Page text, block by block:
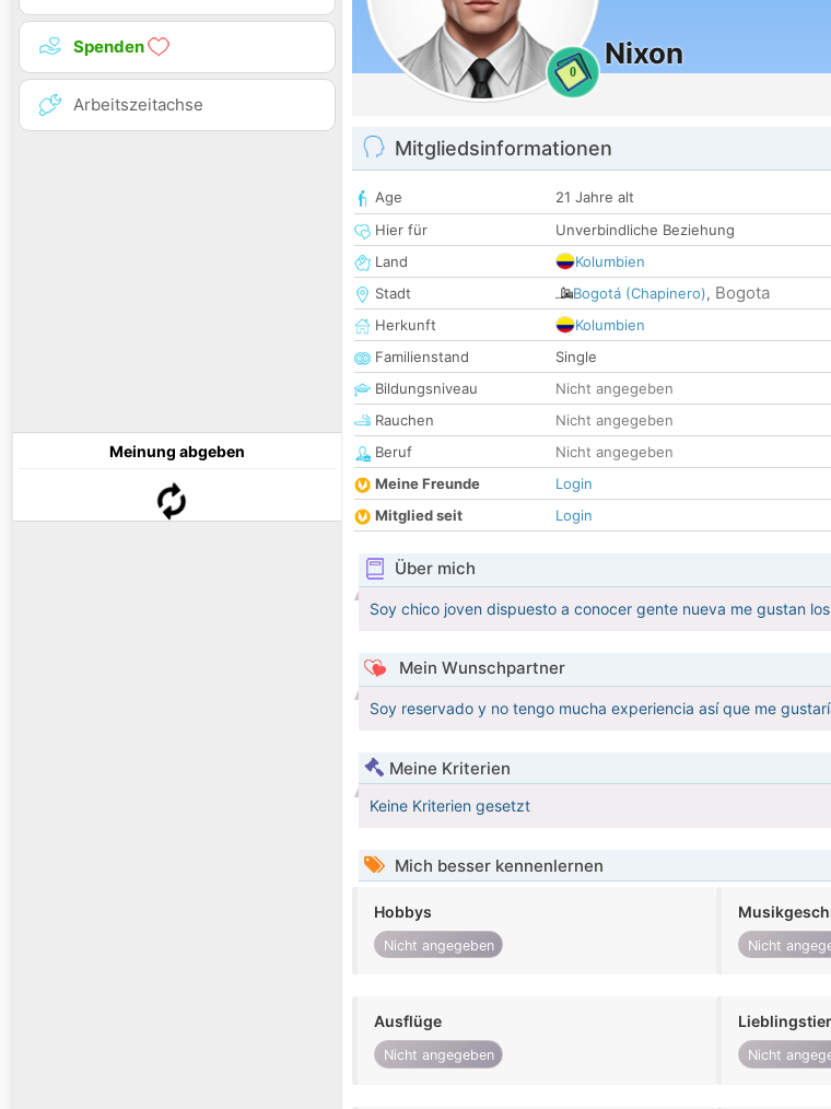
Spenden
Arbeitszeitachse
Meinung abgeben
0
Nixon
Mitgliedsinformationen
Age
21 Jahre alt
Hier für
Unverbindliche Beziehung
Land
Kolumbien
Stadt
Bogotá (Chapinero), Bogota
Herkunft
Kolumbien
Familienstand
Single
Bildungsniveau
Nicht angegeben
Rauchen
Nicht angegeben
Beruf
Nicht angegeben
Meine Freunde
Login
Mitglied seit
Login
Über mich
Soy chico joven dispuesto a conocer gente nueva me gustan
Mein Wunschpartner
Soy reservado y no tengo mucha experiencia así que me
Meine Kriterien
Keine Kriterien gesetzt
Mich besser kennenlernen
Hobbys
Nicht angegeben Nicht
Ausflüge
Nicht angegeben Nicht